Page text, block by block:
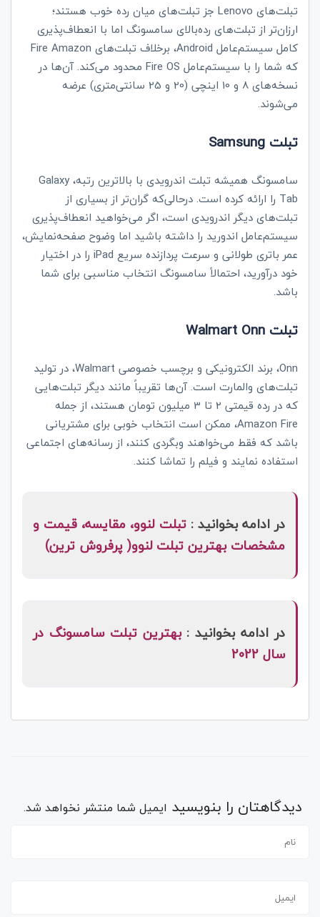
تبلت‌های Lenovo جز تبلت‌های میان رده خوب هستند؛
ارزان‌تر از تبلت‌های رده‌بالای سامسونگ اما با انعطاف‌پذیری
کامل سیستم‌عامل Android، برخلاف تبلت‌های Fire Amazon
که شما را با سیستم‌عامل Fire OS محدود می‌کند. آن‌ها در
نسخه‌های 8 و 10 اینچی (20 و 25 سانتی‌متری) عرضه
می‌شوند.
Samsung تبلت
سامسونگ همیشه تبلت اندرویدی با بالاترین رتبه،Galaxy
Tab را ارائه کرده است. درحالی‌که گران‌تر از بسیاری از
تبلت‌های دیگر اندرویدی است، اگر می‌خواهید انعطاف‌پذیری
سیستم‌عامل اندورید را داشته باشید اما وضوح صفحه‌نمایش،
عمر باتری طولانی و سرعت پردازنده سریع iPad را در اختیار
خود درآورید، احتمالاً سامسونگ انتخاب مناسبی برای شما
باشد.
Walmart Onn تبلت
Onn، برند الکترونیکی و برچسب خصوصی Walmart، در تولید
تبلت‌های والمارت است. آن‌ها تقریباً مانند دیگر تبلت‌هایی
که در رده قیمتی 2 تا 3 میلیون تومان هستند، از جمله
Amazon Fire، ممکن است انتخاب خوبی برای مشتریانی
باشد که فقط می‌خواهند وبگردی کنند، از رسانه‌های اجتماعی
استفاده نمایند و فیلم را تماشا کنند.
در ادامه بخوانید :تبلت لنوو، مقایسه، قیمت و
مشخصات بهترین تبلت لنوو( پرفروش ترین)
در ادامه بخوانید :بهترین تبلت سامسونگ در
سال 2022
دیدگاهتان را بنویسید ایمیل شما منتشر نخواهد شد.